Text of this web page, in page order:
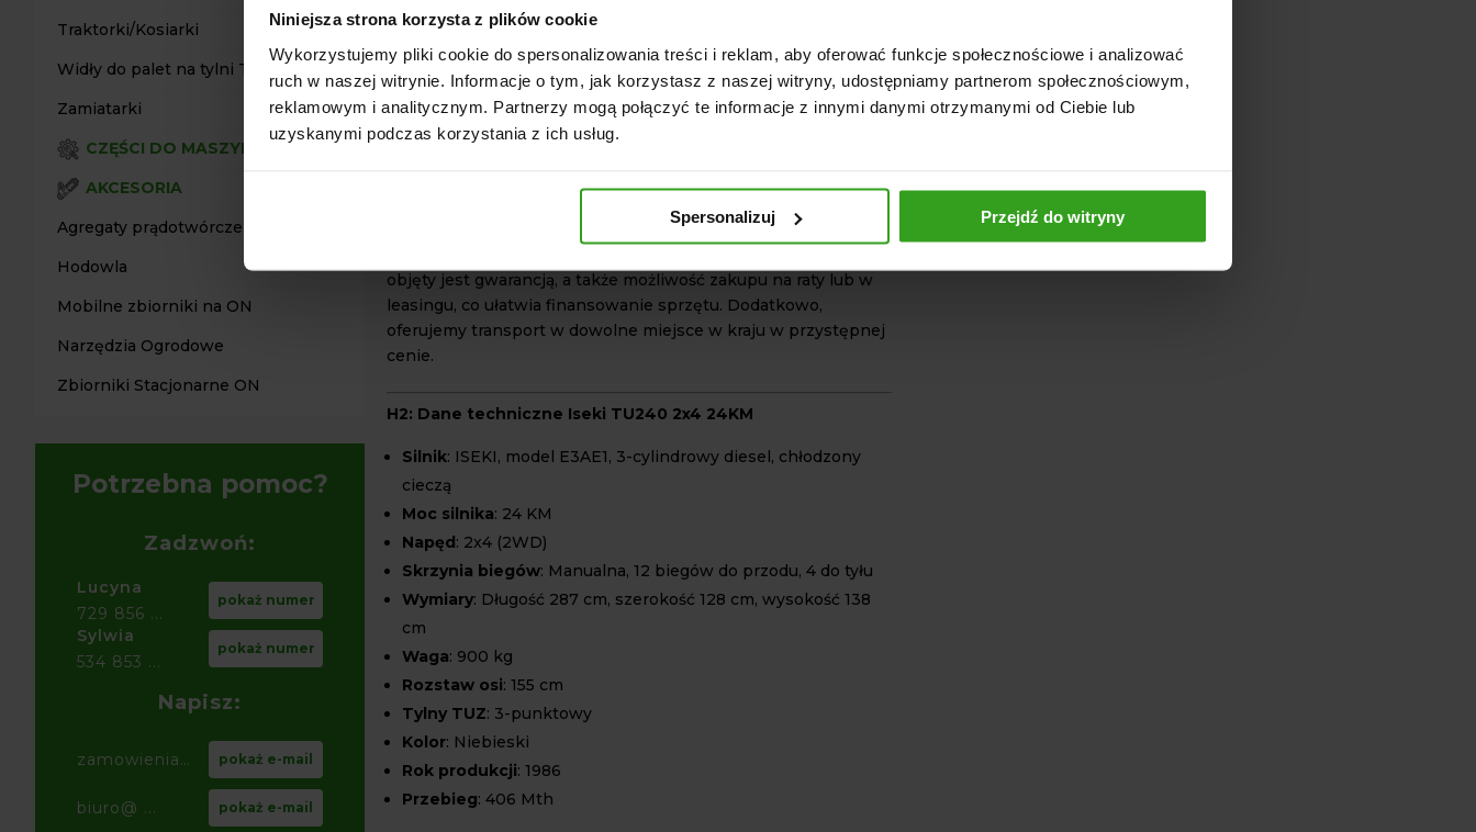
Niniejsza strona korzysta z plików cookie
Wykorzystujemy pliki cookie do spersonalizowania treści i reklam, aby oferować funkcje społecznościowe i analizować
ruch w naszej witrynie. Informacje o tym, jak korzystasz z naszej witryny, udostępniamy partnerom społecznościowym,
reklamowym i analitycznym. Partnerzy mogą połączyć te informacje z innymi danymi otrzymanymi od Ciebie lub
uzyskanymi podczas korzystania z ich usług.
Spersonalizuj Przejdź do witryny
Traktorki/Kosiarki
Widły do palet na tylni TUZ
Zamiatarki
CZĘŚCI DO MASZYN
AKCESORIA
Agregaty prądotwórcze
Hodowla
Mobilne zbiorniki na ON
Narzędzia Ogrodowe
Zbiorniki Stacjonarne ON
Potrzebna pomoc?
Zadzwoń:
Lucyna
729 856 ...
pokaż numer
Sylwia
534 853 ...
pokaż numer
Napisz:
zamowienia@ ... pokaż e-mail
biuro@ ... pokaż e-mail
ograniczonych przestrzeniach, takich jak ogrody czy sady.
Napęd 2x4 (2WD) zapewnia stabilność i kontrolę na
różnorodnych nawierzchniach.
H2: Dlaczego warto wybrać Iseki TU240 2x4 24KM?
dostęp do szerokiej gamy części zamiennych, zarówno
objęty jest gwarancją, a także możliwość zakupu na raty lub w
leasingu, co ułatwia finansowanie sprzętu. Dodatkowo,
oferujemy transport w dowolne miejsce w kraju w przystępnej
cenie.
H2: Dane techniczne Iseki TU240 2x4 24KM
Silnik: ISEKI, model E3AE1, 3-cylindrowy diesel, chłodzony
cieczą
Moc silnika: 24 KM
Napęd: 2x4 (2WD)
Skrzynia biegów: Manualna, 12 biegów do przodu, 4 do tyłu
Wymiary: Długość 287 cm, szerokość 128 cm, wysokość 138
cm
Waga: 900 kg
Rozstaw osi: 155 cm
Tylny TUZ: 3-punktowy
Kolor: Niebieski
Rok produkcji: 1986
Przebieg: 406 Mth